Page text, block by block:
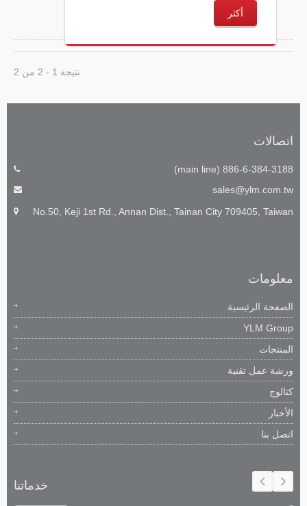
أكثر
نتيجة 1 - 2 من 2
اتصالات
886-6-384-3188 (main line)
sales@ylm.com.tw
No.50, Keji 1st Rd., Annan Dist., Tainan City 709405, Taiwan
معلومات
الصفحة الرئيسية
YLM Group
المنتجات
ورشة عمل تقنية
كتالوج
الأخبار
اتصل بنا
خدماتنا